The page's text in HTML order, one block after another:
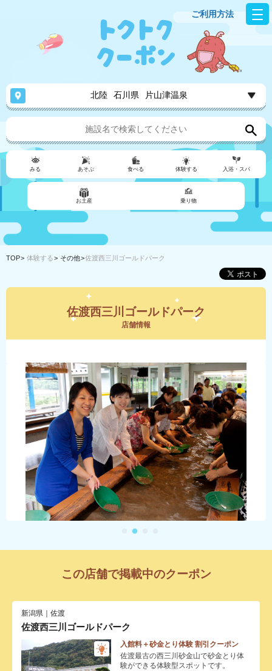
ご利用方法
北陸 石川県 片山津温泉
みる あそぶ 食べる 体験する 入浴・スパ
お土産 乗り物
TOP 体験する その他 佐渡西三川ゴールドパーク
佐渡西三川ゴールドパーク
店舗情報
この店舗で掲載中のクーポン
新潟県｜佐渡
佐渡西三川ゴールドパーク
入館料＋砂金とり体験 割引クーポン
佐渡最古の西三川砂金山で砂金とり体
験ができる体験型スポットです。